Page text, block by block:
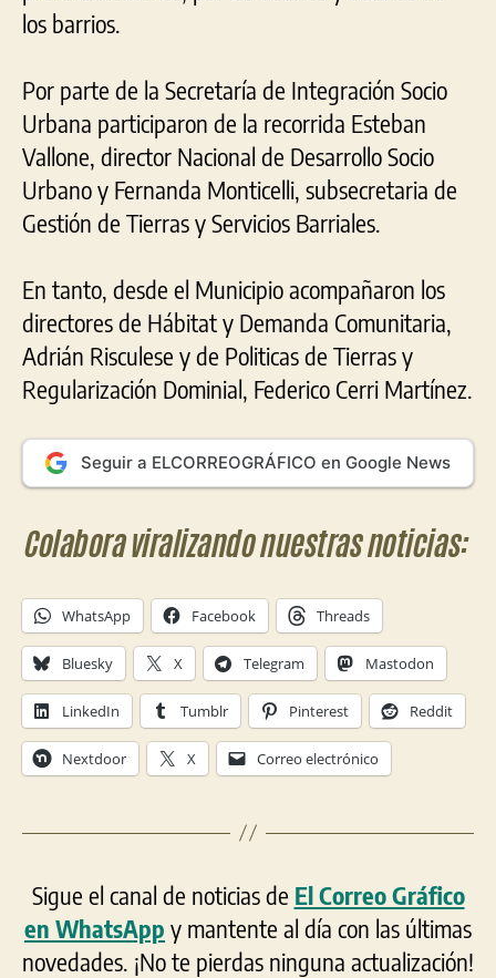
los barrios.
Por parte de la Secretaría de Integración Socio
Urbana participaron de la recorrida Esteban
Vallone, director Nacional de Desarrollo Socio
Urbano y Fernanda Monticelli, subsecretaria de
Gestión de Tierras y Servicios Barriales.
En tanto, desde el Municipio acompañaron los
directores de Hábitat y Demanda Comunitaria,
Adrián Risculese y de Politicas de Tierras y
Regularización Dominial, Federico Cerri Martínez.
Seguir a ELCORREOGRÁFICO en Google News
Colabora viralizando nuestras noticias:
WhatsApp Facebook Threads
Bluesky X Telegram Mastodon
LinkedIn Tumblr Pinterest Reddit
Nextdoor X Correo electrónico
Sigue el canal de noticias de El Correo Gráfico
en WhatsApp y mantente al día con las últimas
novedades. ¡No te pierdas ninguna actualización!